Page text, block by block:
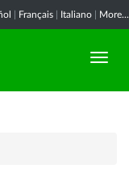
Français Italiano More...